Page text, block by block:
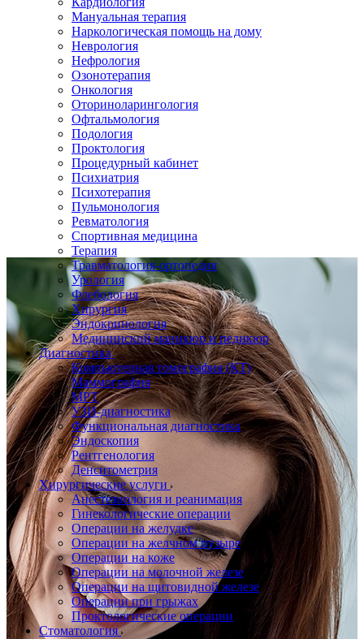
Мануальная терапия
Наркологическая помощь на дому
Неврология
Нефрология
Озонотерапия
Онкология
Оториноларингология
Офтальмология
Подология
Проктология
Процедурный кабинет
Психиатрия
Психотерапия
Пульмонология
Ревматология
Спортивная медицина
Терапия
Травматология-ортопедия
Урология
Флебология
Хирургия
Эндокринология
Медицинский маникюр и педикюр
Диагностика
Компьютерная томография (КТ)
Маммография
МРТ
УЗИ-диагностика
Функциональная диагностика
Эндоскопия
Рентгенология
Денситометрия
Хирургические услуги
Анестезиология и реанимация
Гинекологические операции
Операции на желудке
Операции на желчном пузыре
Операции на коже
Операции на молочной железе
Операции на щитовидной железе
Операции при грыжах
Проктологические операции
Стоматология